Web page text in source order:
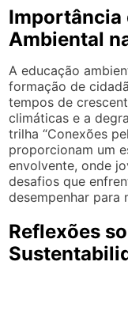
Importância
Ambiental
A educação
formação de
tempos de
climáticas e a
trilha “Conexões
proporcionam um
envolvente, onde
desafios que
desempenhar para
Reflexões